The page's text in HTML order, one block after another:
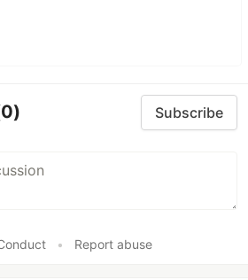
Subscribe
• Report abuse